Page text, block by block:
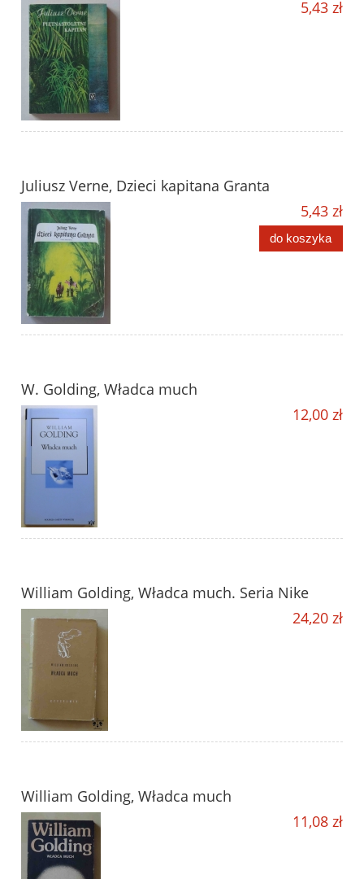
5,43 zł
Juliusz Verne, Dzieci kapitana Granta
5,43 zł
do koszyka
W. Golding, Władca much
12,00 zł
William Golding, Władca much. Seria Nike
24,20 zł
William Golding, Władca much
11,08 zł